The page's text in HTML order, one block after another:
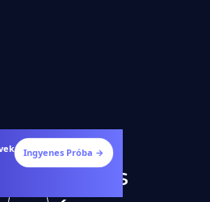
Ingyenes Próba →-
és